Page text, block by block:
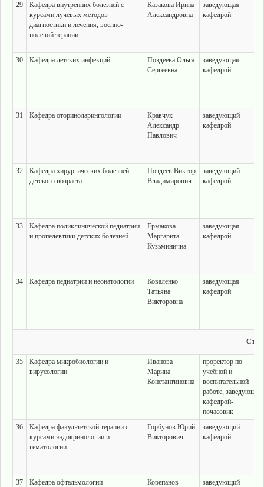
29
Кафедра внутренних болезней с
курсами лучевых методов
диагностики и лечения, военно-
полевой терапии
Казакова Ирина
Александровна
заведующая
кафедрой
30 Кафедра детских инфекций
Поздеева Ольга
Сергеевна
заведующая
кафедрой
31 Кафедра оториноларингологии
Кравчук
Александр
Павлович
заведующий
кафедрой
32
Кафедра хирургических болезней
детского возраста
Поздеев Виктор
Владимирович
заведующий
кафедрой
33
Кафедра поликлинической педиатрии
и пропедевтики детских болезней
Ермакова
Маргарита
Кузьминична
заведующая
кафедрой
34 Кафедра педиатрии и неонатологии
Коваленко
Татьяна
Викторовна
заведующая
кафедрой
35
Кафедра микробиологии и
вирусологии
Иванова
Марина
Константиновна
проректор по
учебной и
воспитательной
работе, заведующая
кафедрой-
почасовик
36
Кафедра факультетской терапии с
курсами эндокринологии и
гематологии
Горбунов Юрий
Викторович
заведующий
кафедрой
37 Кафедра офтальмологии Корепанов заведующий